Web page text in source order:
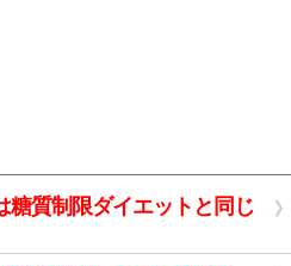
糖質制限ダイエットと同じ